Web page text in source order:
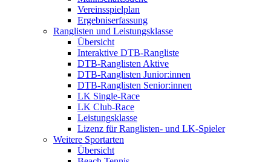
Vereinsspielplan
Ergebniserfassung
Ranglisten und Leistungsklasse
Übersicht
Interaktive DTB-Rangliste
DTB-Ranglisten Aktive
DTB-Ranglisten Junior:innen
DTB-Ranglisten Senior:innen
LK Single-Race
LK Club-Race
Leistungsklasse
Lizenz für Ranglisten- und LK-Spieler
Weitere Sportarten
Übersicht